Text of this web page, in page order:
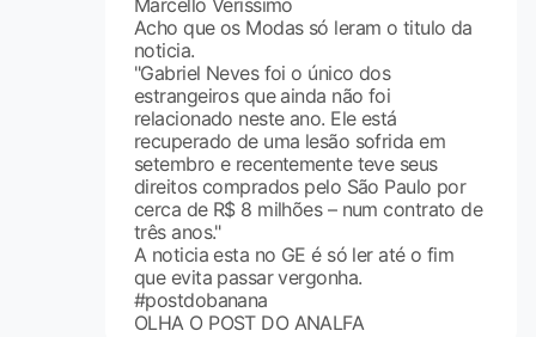
Marcello Verissimo
Acho que os Modas só leram o titulo da
noticia.
"Gabriel Neves foi o único dos
estrangeiros que ainda não foi
relacionado neste ano. Ele está
recuperado de uma lesão sofrida em
setembro e recentemente teve seus
direitos comprados pelo São Paulo por
cerca de R$ 8 milhões – num contrato de
três anos."
A noticia esta no GE é só ler até o fim
que evita passar vergonha.
#postdobanana
OLHA O POST DO ANALFA